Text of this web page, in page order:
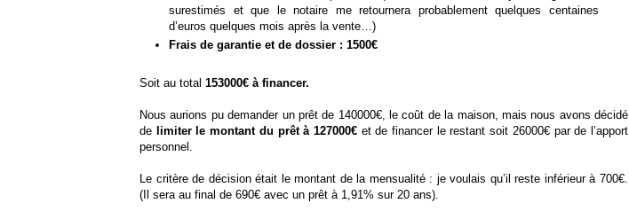
surestimés et que le notaire me retournera probablement quelques centaines
d’euros quelques mois après la vente…)
Frais de garantie et de dossier : 1500€
Soit au total 153000€ à financer.
Nous aurions pu demander un prêt de 140000€, le coût de la maison, mais nous avons décidé
de limiter le montant du prêt à 127000€et de financer le restant soit 26000€ par de l’apport
personnel.
Le critère de décision était le montant de la mensualité : je voulais qu’il reste inférieur à 700€.
(Il sera au final de 690€ avec un prêt à 1,91% sur 20 ans).